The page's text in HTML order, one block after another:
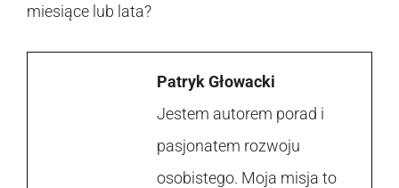
miesiące lub lata?
Patryk Głowacki
Jestem autorem porad i
pasjonatem rozwoju
osobistego. Moja misja to